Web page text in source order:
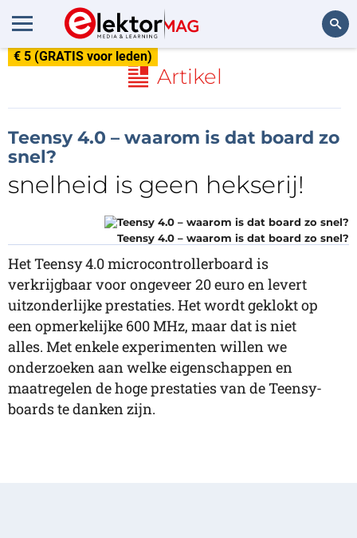
€ 5 (GRATIS voor leden)
Artikel
Teensy 4.0 – waarom is dat board zo
snel?
snelheid is geen hekserij!
Teensy 4.0 – waarom is dat board zo snel?
Het Teensy 4.0 microcontrollerboard is
verkrijgbaar voor ongeveer 20 euro en levert
uitzonderlijke prestaties. Het wordt geklokt op
een opmerkelijke 600 MHz, maar dat is niet
alles. Met enkele experimenten willen we
onderzoeken aan welke eigenschappen en
maatregelen de hoge prestaties van de Teensy-
boards te danken zijn.